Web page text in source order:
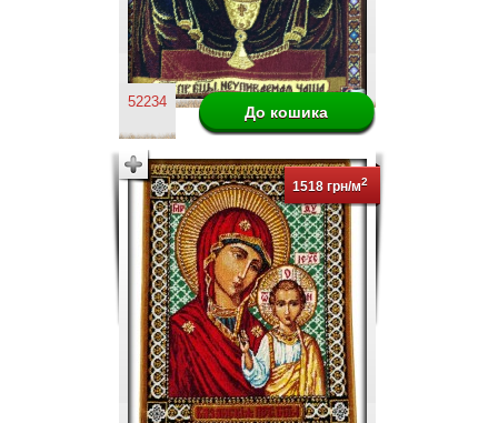
52234
1518 грн/м2